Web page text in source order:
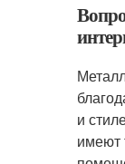
и
имеют